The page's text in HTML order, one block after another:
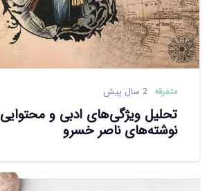
متفرقه 2 سال پیش
تحلیل ویژگی‌های ادبی و محتوایی
نوشته‌های ناصر خسرو